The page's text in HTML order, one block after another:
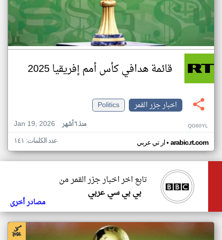
قائمة هدافي كأس أمم إفريقيا 2025
اخبار جزر القمر
Politics
Jan 19, 2026
منذ ٦ أشهر QG60YL
ار تي عربي• arabic.rt.com عدد الكلمات: ١٤١
تابع اخر اخبار جزر القمر من
بي بي سي عربي
مصادر أخرى